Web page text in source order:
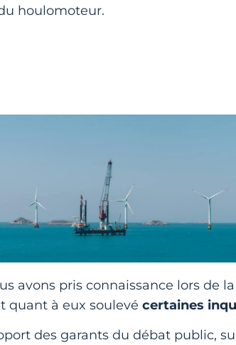
houlomoteur.
avons pris connaissance lors de
quant à eux soulevé certaines
des garants du débat public,